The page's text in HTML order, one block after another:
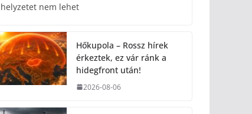
helyzetet nem lehet
Hőkupola – Rossz hírek
érkeztek, ez vár ránk a
hidegfront után!
2026-08-06